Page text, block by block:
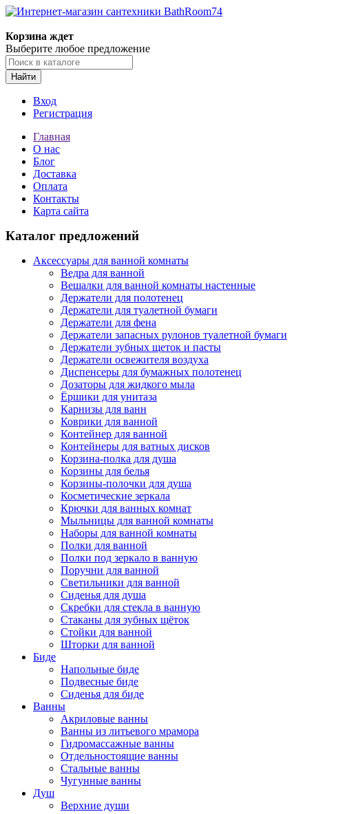
Корзина ждет
Выберите любое предложение
Найти
Вход
Регистрация
Главная
О нас
Блог
Доставка
Оплата
Контакты
Карта сайта
Каталог предложений
Аксессуары для ванной комнаты
Ведра для ванной
Вешалки для ванной комнаты настенные
Держатели для полотенец
Держатели для туалетной бумаги
Держатели для фена
Держатели запасных рулонов туалетной бумаги
Держатели зубных щеток и пасты
Держатели освежителя воздуха
Диспенсеры для бумажных полотенец
Дозаторы для жидкого мыла
Ёршики для унитаза
Карнизы для ванн
Коврики для ванной
Контейнер для ванной
Контейнеры для ватных дисков
Корзина-полка для душа
Корзины для белья
Корзины-полочки для душа
Косметические зеркала
Крючки для ванных комнат
Мыльницы для ванной комнаты
Наборы для ванной комнаты
Полки для ванной
Полки под зеркало в ванную
Поручни для ванной
Светильники для ванной
Сиденья для душа
Скребки для стекла в ванную
Стаканы для зубных щёток
Стойки для ванной
Шторки для ванной
Биде
Напольные биде
Подвесные биде
Сиденья для биде
Ванны
Акриловые ванны
Ванны из литьевого мрамора
Гидромассажные ванны
Отдельностоящие ванны
Стальные ванны
Чугунные ванны
Душ
Верхние души